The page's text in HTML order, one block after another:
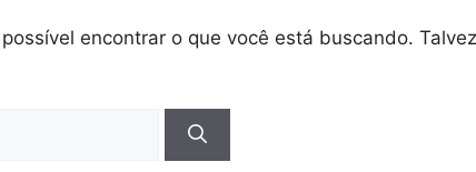
encontrar o que você está buscando.